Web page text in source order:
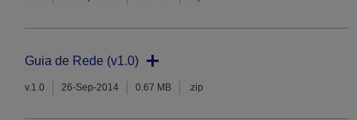
Guia de Rede (v1.0)
v.1.0 26-Sep-2014 0.67 MB .zip